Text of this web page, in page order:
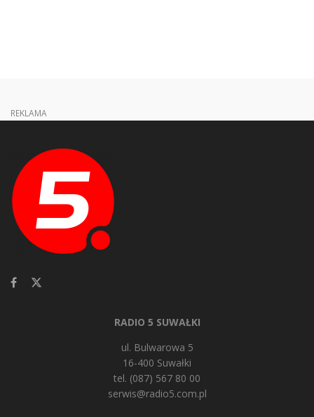
REKLAMA
RADIO 5 SUWAŁKI
ul. Bulwarowa 5
16-400 Suwałki
tel. (087) 567 80 00
serwis@radio5.com.pl